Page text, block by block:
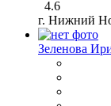
4.6
г. Нижний
Зеленова